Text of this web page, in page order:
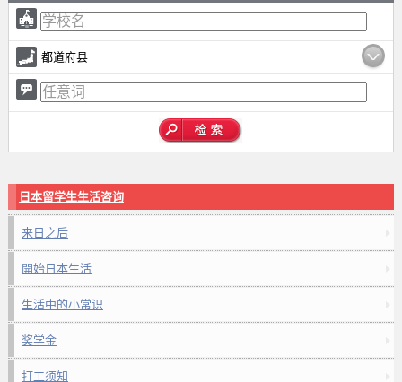
都道府县
日本留学生生活咨询
来日之后
開始日本生活
生活中的小常识
奖学金
打工须知